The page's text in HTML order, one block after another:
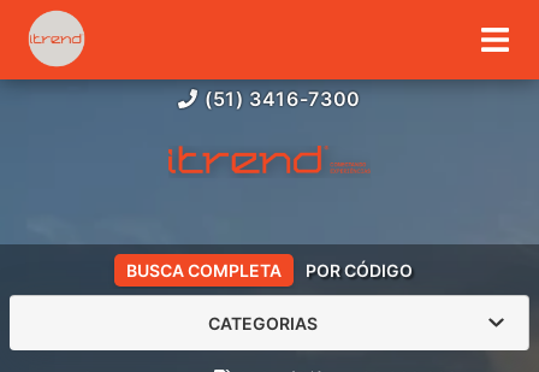
(51) 3416-7300
BUSCA COMPLETA POR CÓDIGO
CATEGORIAS